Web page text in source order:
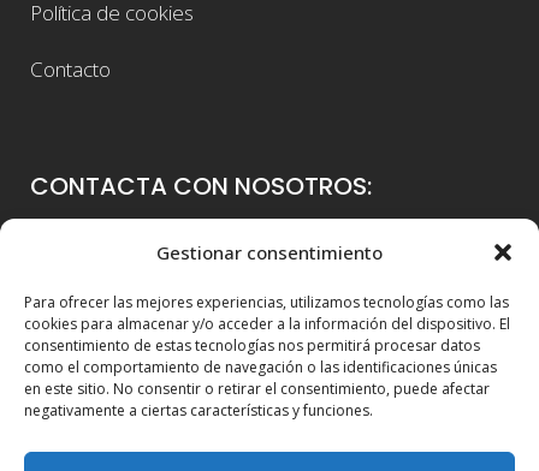
Gestionar consentimiento
Para ofrecer las mejores experiencias, utilizamos tecnologías como las
cookies para almacenar y/o acceder a la información del dispositivo. El
consentimiento de estas tecnologías nos permitirá procesar datos
como el comportamiento de navegación o las identificaciones únicas
en este sitio. No consentir o retirar el consentimiento, puede afectar
negativamente a ciertas características y funciones.
Política de cookies
Contacto
CONTACTA CON NOSOTROS:
Colegio Guadalaviar
46021 Valencia
96 339 36 00
info@colegioguadalaviar.es